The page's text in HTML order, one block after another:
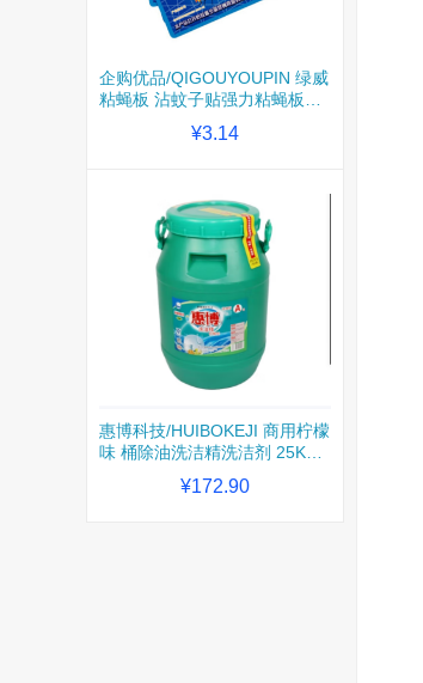
企购优品/QIGOUYOUPIN 绿威
粘蝇板 沾蚊子贴强力粘蝇板粘
器 其他清洁用品一张
¥3.14
惠博科技/HUIBOKEJI 商用柠檬
味 桶除油洗洁精洗洁剂 25KG
¥172.90